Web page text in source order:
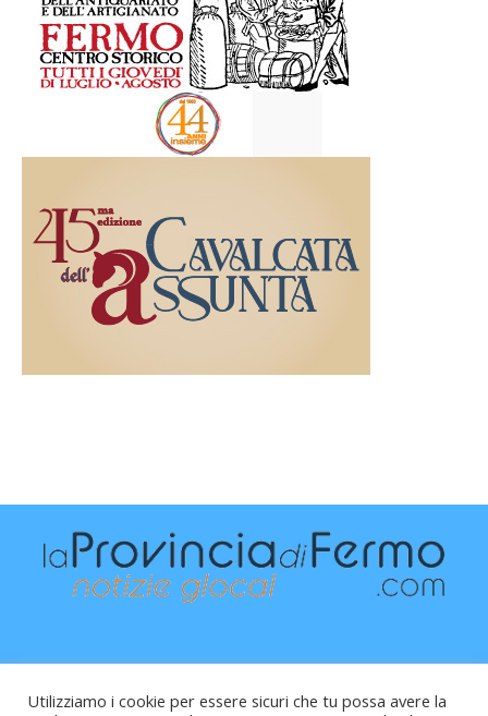
Utilizziamo i cookie per essere sicuri che tu possa avere la